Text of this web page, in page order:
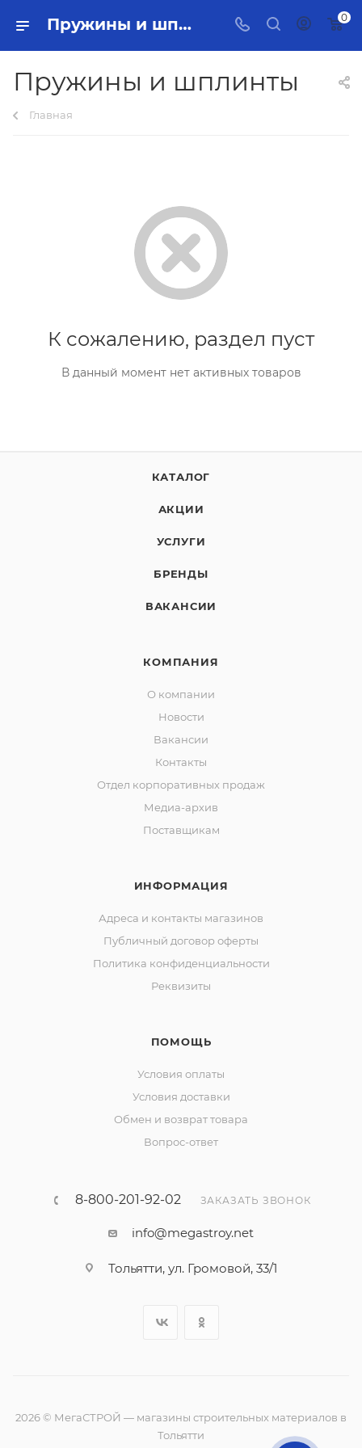
Пружины и шплинты Тольятти - купить в интернет-магазине, каталог с ценами и характеристиками 0
Пружины и шплинты
Главная
К сожалению, раздел пуст
В данный момент нет активных товаров
КАТАЛОГ
АКЦИИ
УСЛУГИ
БРЕНДЫ
ВАКАНСИИ
КОМПАНИЯ
О компании
Новости
Вакансии
Контакты
Отдел корпоративных продаж
Медиа-архив
Поставщикам
ИНФОРМАЦИЯ
Адреса и контакты магазинов
Публичный договор оферты
Политика конфиденциальности
Реквизиты
ПОМОЩЬ
Условия оплаты
Условия доставки
Обмен и возврат товара
Вопрос-ответ
8-800-201-92-02 ЗАКАЗАТЬ ЗВОНОК
info@megastroy.net
Тольятти, ул. Громовой, 33/1
2026 © МегаСТРОЙ — магазины строительных материалов в
Тольятти